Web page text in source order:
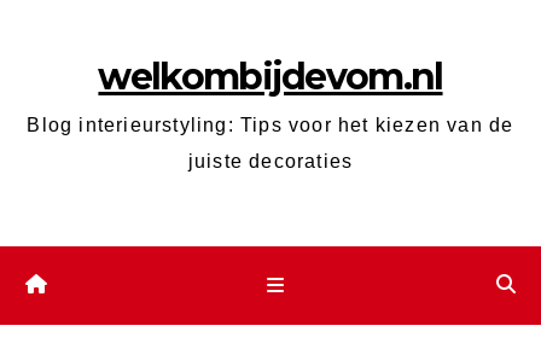
inhoud
welkombijdevom.nl
Blog interieurstyling: Tips voor het kiezen van de
juiste decoraties